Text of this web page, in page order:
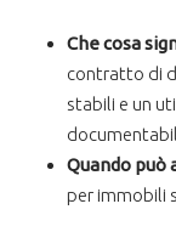
Che cosa
contratto di
stabili e un
Quando può
per immobili